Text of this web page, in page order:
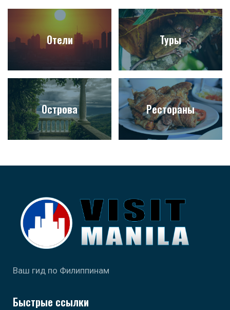
Отели Туры
Острова Рестораны
Ваш гид по Филиппинам
Быстрые ссылки